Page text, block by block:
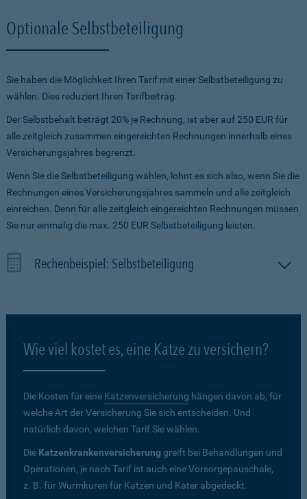
Optionale Selbstbeteiligung
Sie haben die Möglichkeit Ihren Tarif mit einer Selbstbeteiligung zu
wählen. Dies reduziert Ihren Tarifbeitrag.
Der Selbstbehalt beträgt 20% je Rechnung, ist aber auf 250 EUR für
alle zeitgleich zusammen eingereichten Rechnungen innerhalb eines
Versicherungsjahres begrenzt.
Wenn Sie die Selbstbeteiligung wählen, lohnt es sich also, wenn Sie die
Rechnungen eines Versicherungsjahres sammeln und alle zeitgleich
einreichen. Denn für alle zeitgleich eingereichten Rechnungen müssen
Sie nur einmalig die max. 250 EUR Selbstbeteiligung leisten.
Rechenbeispiel: Selbstbeteiligung
Wie viel kostet es, eine Katze zu versichern?
Die Kosten für eine Katzenversicherung hängen davon ab, für
welche Art der Versicherung Sie sich entscheiden. Und
natürlich davon, welchen Tarif Sie wählen.
Die Katzenkrankenversicherung greift bei Behandlungen und
Operationen, je nach Tarif ist auch eine Vorsorgepauschale,
z. B. für Wurmkuren für Katzen und Kater abgedeckt.